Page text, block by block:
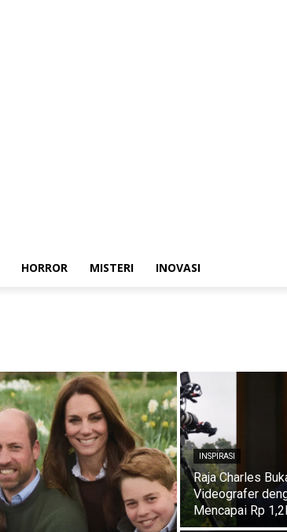
HORROR MISTERI INOVASI
INSPIRASI
Raja Charles
Videografer
Mencapai Rp